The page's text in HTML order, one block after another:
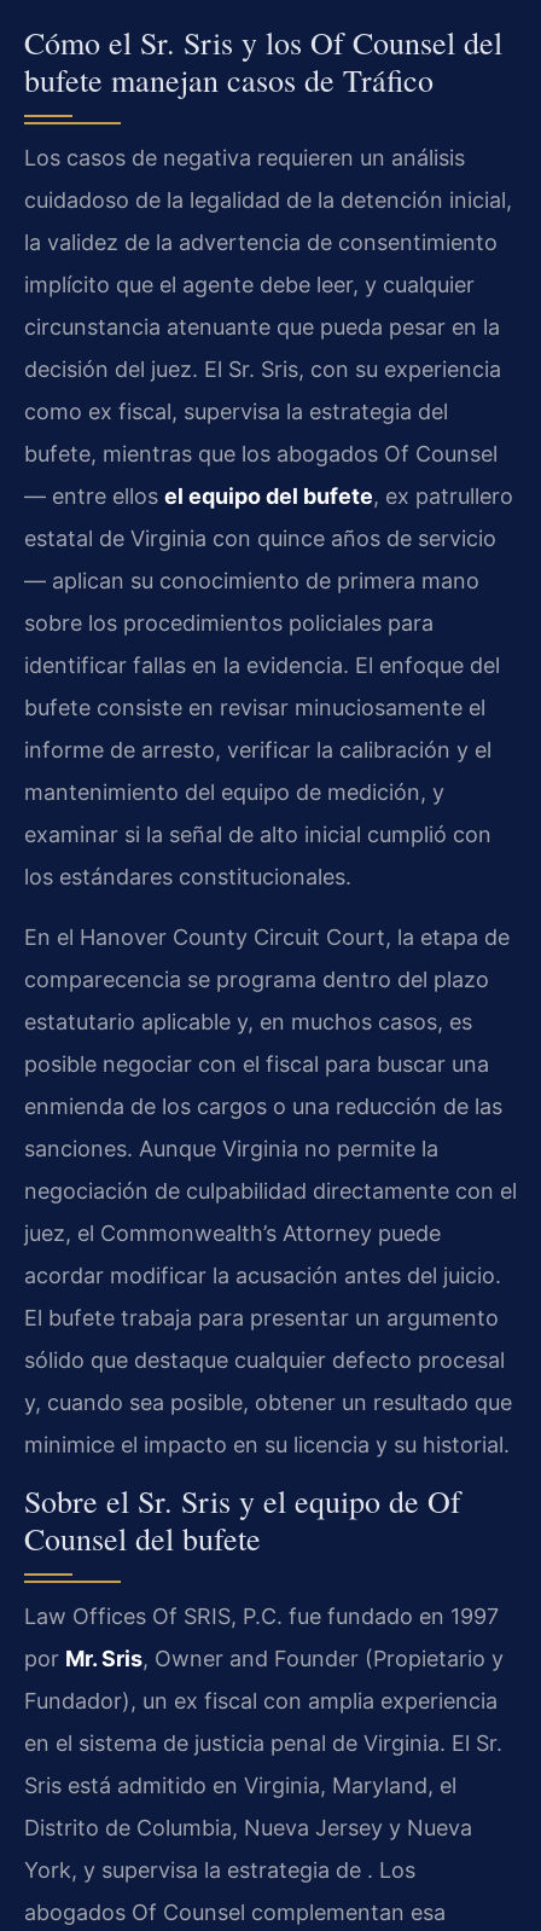
Cómo el Sr. Sris y los Of Counsel del
bufete manejan casos de Tráfico
Los casos de negativa requieren un análisis
cuidadoso de la legalidad de la detención inicial,
la validez de la advertencia de consentimiento
implícito que el agente debe leer, y cualquier
circunstancia atenuante que pueda pesar en la
decisión del juez. El Sr. Sris, con su experiencia
como ex fiscal, supervisa la estrategia del
bufete, mientras que los abogados Of Counsel
— entre ellos el equipo del bufete, ex patrullero
estatal de Virginia con quince años de servicio
— aplican su conocimiento de primera mano
sobre los procedimientos policiales para
identificar fallas en la evidencia. El enfoque del
bufete consiste en revisar minuciosamente el
informe de arresto, verificar la calibración y el
mantenimiento del equipo de medición, y
examinar si la señal de alto inicial cumplió con
los estándares constitucionales.
En el Hanover County Circuit Court, la etapa de
comparecencia se programa dentro del plazo
estatutario aplicable y, en muchos casos, es
posible negociar con el fiscal para buscar una
enmienda de los cargos o una reducción de las
sanciones. Aunque Virginia no permite la
negociación de culpabilidad directamente con el
juez, el Commonwealth’s Attorney puede
acordar modificar la acusación antes del juicio.
El bufete trabaja para presentar un argumento
sólido que destaque cualquier defecto procesal
y, cuando sea posible, obtener un resultado que
minimice el impacto en su licencia y su historial.
Sobre el Sr. Sris y el equipo de Of
Counsel del bufete
Law Offices Of SRIS, P.C. fue fundado en 1997
por Mr. Sris, Owner and Founder (Propietario y
Fundador), un ex fiscal con amplia experiencia
en el sistema de justicia penal de Virginia. El Sr.
Sris está admitido en Virginia, Maryland, el
Distrito de Columbia, Nueva Jersey y Nueva
York, y supervisa la estrategia de . Los
abogados Of Counsel complementan esa